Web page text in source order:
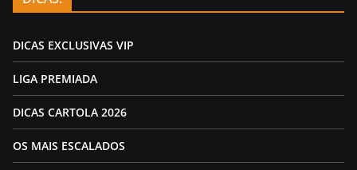
DICAS EXCLUSIVAS VIP
LIGA PREMIADA
DICAS CARTOLA 2026
OS MAIS ESCALADOS